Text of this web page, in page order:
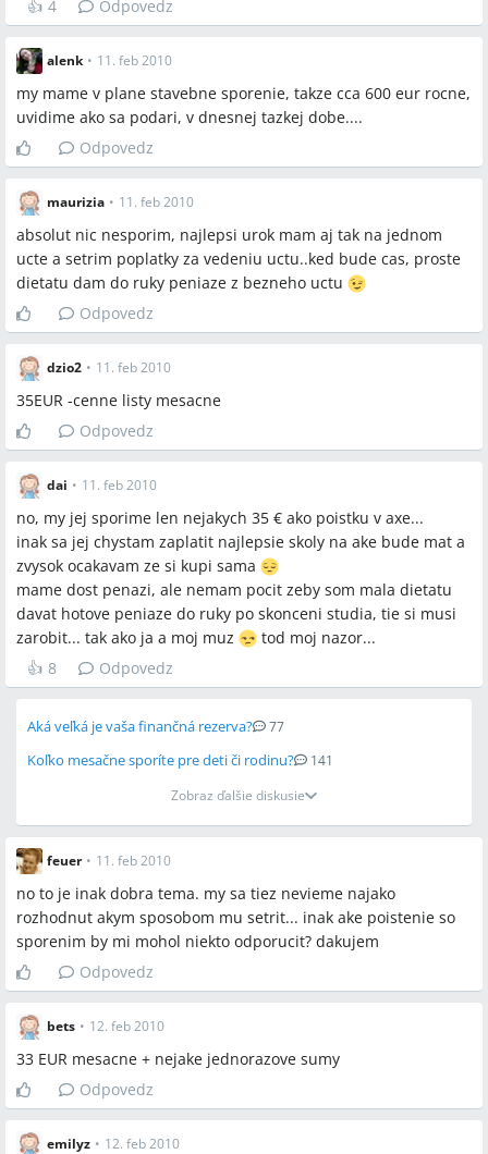
Spomenuté značky a firmy
dexii, AXA, Kooperativa, Dukátik Kooperativa, Zuno, VUB, PSS,
Aegon, Allianz
Spomenuté produkty a metódy
stavebné sporenie, vkladná knižka, termínovaný vklad, sporiaci
účet (Zuno), poistenie so sporením, kapitálové poistky,
životno‑investičné poistenia, Farbička, Juventus (v Aegone), AXA
účet, Dukátik, investičné fondy, štátna prémia (10 % uvedená v
prípade pracovnej neschopnosti
Miesta a osoby
Slovensko
👍 4 Odpovedz
alenk • 11. feb 2010
my mame v plane stavebne sporenie, takze cca 600 eur rocne,
uvidime ako sa podari, v dnesnej tazkej dobe....
Odpovedz
maurizia • 11. feb 2010
absolut nic nesporim, najlepsi urok mam aj tak na jednom
ucte a setrim poplatky za vedeniu uctu..ked bude cas, proste
dietatu dam do ruky peniaze z bezneho uctu
Odpovedz
dzio2 • 11. feb 2010
35EUR -cenne listy mesacne
Odpovedz
dai • 11. feb 2010
no, my jej sporime len nejakych 35 € ako poistku v axe...
inak sa jej chystam zaplatit najlepsie skoly na ake bude mat a
zvysok ocakavam ze si kupi sama
mame dost penazi, ale nemam pocit zeby som mala dietatu
davat hotove peniaze do ruky po skonceni studia, tie si musi
zarobit... tak ako ja a moj muz
tod moj nazor...
👍 8 Odpovedz
Aká veľká je vaša finančná rezerva? 77
Koľko mesačne sporíte pre deti či rodinu?
141
Zobraz ďalšie diskusie
feuer • 11. feb 2010
no to je inak dobra tema. my sa tiez nevieme najako
rozhodnut akym sposobom mu setrit... inak ake poistenie so
sporenim by mi mohol niekto odporucit? dakujem
Odpovedz
bets • 12. feb 2010
33 EUR mesacne + nejake jednorazove sumy
Odpovedz
emilyz • 12. feb 2010